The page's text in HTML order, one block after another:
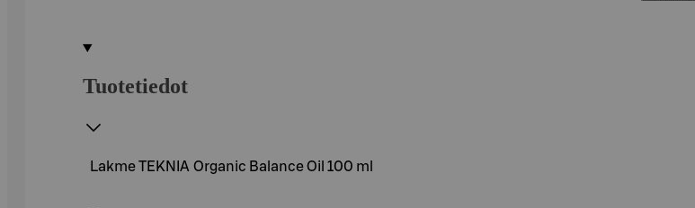
Tuotetiedot
Lakme TEKNIA Organic Balance Oil 100 ml